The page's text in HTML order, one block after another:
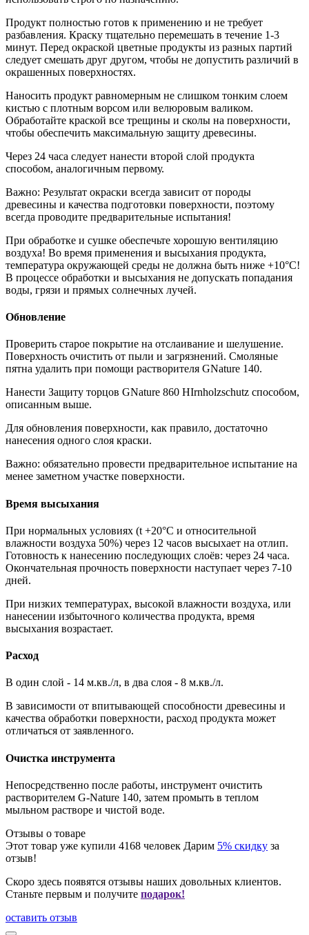
Продукт полностью готов к применению и не требует
разбавления. Краску тщательно перемешать в течение 1-3
минут. Перед окраской цветные продукты из разных партий
следует смешать друг другом, чтобы не допустить различий в
окрашенных поверхностях.
Наносить продукт равномерным не слишком тонким слоем
кистью с плотным ворсом или велюровым валиком.
Обработайте краской все трещины и сколы на поверхности,
чтобы обеспечить максимальную защиту древесины.
Через 24 часа следует нанести второй слой продукта
способом, аналогичным первому.
Важно: Результат окраски всегда зависит от породы
древесины и качества подготовки поверхности, поэтому
всегда проводите предварительные испытания!
При обработке и сушке обеспечьте хорошую вентиляцию
воздуха! Во время применения и высыхания продукта,
температура окружающей среды не должна быть ниже +10°C!
В процессе обработки и высыхания не допускать попадания
воды, грязи и прямых солнечных лучей.
Обновление
Проверить старое покрытие на отслаивание и шелушение.
Поверхность очистить от пыли и загрязнений. Смоляные
пятна удалить при помощи растворителя GNature 140.
Нанести Защиту торцов GNature 860 HIrnholzschutz способом,
описанным выше.
Для обновления поверхности, как правило, достаточно
нанесения одного слоя краски.
Важно: обязательно провести предварительное испытание на
менее заметном участке поверхности.
Время высыхания
При нормальных условиях (t +20°С и относительной
влажности воздуха 50%) через 12 часов высыхает на отлип.
Готовность к нанесению последующих слоёв: через 24 часа.
Окончательная прочность поверхности наступает через 7-10
дней.
При низких температурах, высокой влажности воздуха, или
нанесении избыточного количества продукта, время
высыхания возрастает.
Расход
В один слой - 14 м.кв./л, в два слоя - 8 м.кв./л.
В зависимости от впитывающей способности древесины и
качества обработки поверхности, расход продукта может
отличаться от заявленного.
Очистка инструмента
Непосредственно после работы, инструмент очистить
растворителем G-Nature 140, затем промыть в теплом
мыльном растворе и чистой воде.
Отзывы о товаре
Этот товар уже купили 4168 человек Дарим 5% скидку за
отзыв!
Скоро здесь появятся отзывы наших довольных клиентов.
Станьте первым и получите подарок!
оставить отзыв